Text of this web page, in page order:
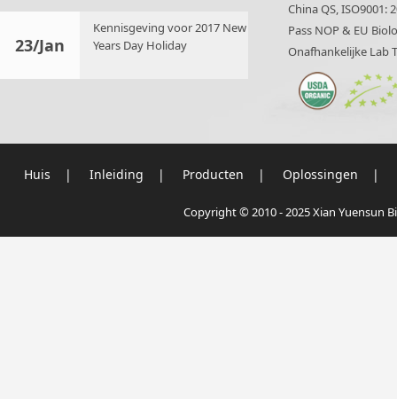
23/Jan
Kennisgeving voor 2017 New
Years Day Holiday
China QS, ISO9001:
Pass NOP & EU
Onafhankelijke Lab
Huis | Inleiding | Producten | Oplossingen |
Copyright © 2010 - 2025 Xian Yuensun